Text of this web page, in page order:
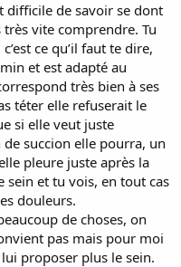
difficile de savoir se dont
vite comprendre. Tu
ce qu’il faut te dire,
et est adapté au
très bien à ses
téter elle refuserait le
si elle veut juste
succion elle pourra, un
pleure juste après la
sein et tu vois, en tout cas
douleurs.
de choses, on
pas mais pour moi
proposer plus le sein.